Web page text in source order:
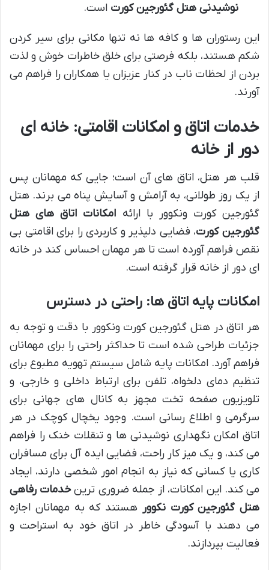
نوشیدنی هتل گئورجین کورت است.
این رستوران ها و کافه ها نه تنها مکانی برای سیر کردن
شکم هستند، بلکه فرصتی برای خلق خاطرات خوش و لذت
بردن از لحظات ناب در کنار عزیزان یا همکاران را فراهم می
آورند.
خدمات اتاق و امکانات اقامتی: خانه ای
دور از خانه
قلب هر هتل، اتاق های آن است؛ جایی که مهمانان پس
از یک روز طولانی، به آرامش و آسایش پناه می برند. هتل
گئورجین کورت ونکوور با ارائه امکانات اتاق های هتل
گئورجین کورت، فضایی دلپذیر و کاربردی را برای اقامتی بی
نقص فراهم آورده است تا هر مهمان احساس کند در خانه
ای دور از خانه قرار گرفته است.
امکانات پایه اتاق ها: راحتی در دسترس
هر اتاق در هتل گئورجین کورت ونکوور با دقت و توجه به
جزئیات طراحی شده است تا حداکثر راحتی را برای مهمانان
فراهم آورد. امکانات پایه شامل سیستم تهویه مطبوع برای
تنظیم دمای دلخواه، تلفن برای ارتباط داخلی و خارجی، و
تلویزیون صفحه تخت مجهز به کانال های جهانی برای
سرگرمی و اطلاع رسانی است. وجود یخچال کوچک در هر
اتاق امکان نگهداری نوشیدنی ها و تنقلات خنک را فراهم
می کند، و یک میز کار راحت، فضایی ایده آل برای مسافران
کاری یا کسانی که نیاز به انجام امور شخصی دارند، ایجاد
می کند. این امکانات، از جمله ضروری ترینخدمات رفاهی
هتل گئورجین کورت نکوور هستند که به مهمانان اجازه
می دهند با آسودگی خاطر در اتاق خود به استراحت و
فعالیت بپردازند.